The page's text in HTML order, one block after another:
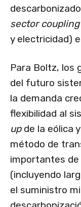
sector coupling
y electricidad)
Para Boltz, los
del futuro
la demanda
flexibilidad al
upde la eólica
método de
importantes de
(incluyendo
el suministro